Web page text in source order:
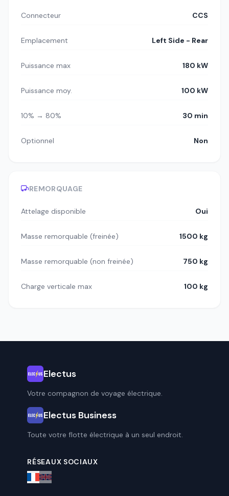
Connecteur CCS
Emplacement Left Side - Rear
Puissance max 180 kW
Puissance moy. 100 kW
10% → 80% 30 min
Optionnel Non
REMORQUAGE
Attelage disponible Oui
Masse remorquable (freinée) 1500 kg
Masse remorquable (non freinée) 750 kg
Charge verticale max 100 kg
Electus
Votre compagnon de voyage électrique.
Electus Business
Toute votre flotte électrique à un seul endroit.
RÉSEAUX SOCIAUX